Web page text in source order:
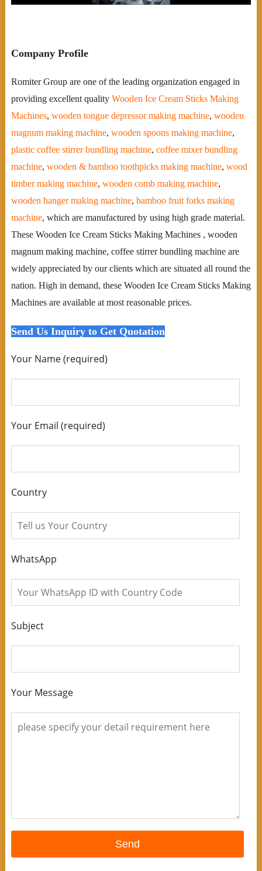
Company Profile
Romiter Group are one of the leading organization engaged in
providing excellent quality Wooden Ice Cream Sticks Making
Machines, wooden tongue depressor making machine, wooden
magnum making machine, wooden spoons making machine,
plastic coffee stirrer bundling machine, coffee mixer bundling
machine, wooden & bamboo toothpicks making machine, wood
timber making machine, wooden comb making machine,
wooden hanger making machine, bamboo fruit forks making
machine, which are manufactured by using high grade material.
These Wooden Ice Cream Sticks Making Machines , wooden
magnum making machine, coffee stirrer bundling machine are
widely appreciated by our clients which are situated all round the
nation. High in demand, these Wooden Ice Cream Sticks Making
Machines are available at most reasonable prices.
Send Us Inquiry to Get Quotation
Your Name (required)
Your Email (required)
Country
WhatsApp
Subject
Your Message